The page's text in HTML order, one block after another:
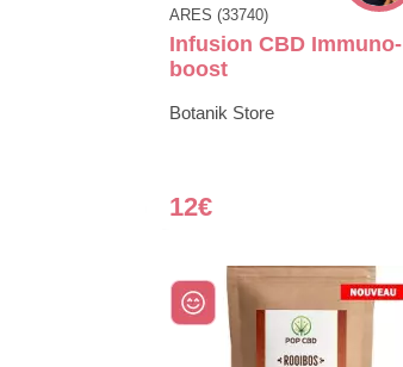
ARES (33740)
Infusion CBD Immuno-
boost
Botanik Store
12€